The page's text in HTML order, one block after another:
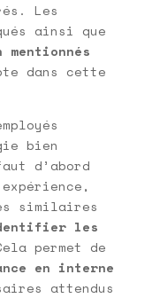
Les
ainsi que
dans cette
bien
d’abord
similaires
les
permet de
en interne
attendus